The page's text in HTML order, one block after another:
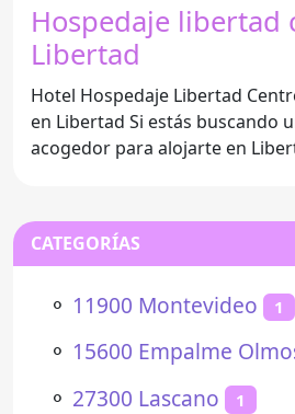
Hospedaje libertad
Libertad
Hotel Hospedaje Libertad
en Libertad Si estás buscando un lugar cómodo y
acogedor para alojarte en
CATEGORÍAS
⚬ 11900 Montevideo 1
⚬ 15600 Empalme
⚬ 27300 Lascano 1